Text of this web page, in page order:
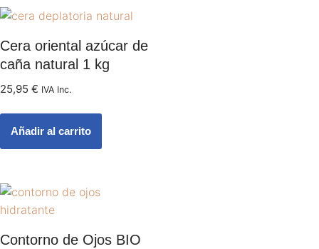
Cera oriental azúcar de
caña natural 1 kg
25,95 € IVA Inc.
Añadir al carrito
Contorno de Ojos BIO